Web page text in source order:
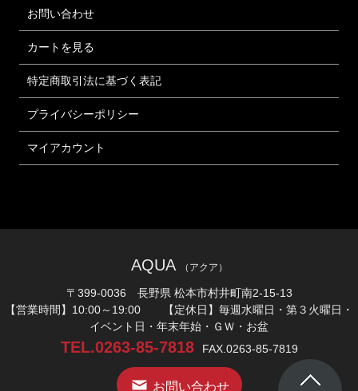
お問い合わせ
カートを見る
特定商取引法に基づく表記
プライバシーポリシー
マイアカウント
AQUA （アクア）
〒399-0036 長野県 松本市村井町南2-15-13
【営業時間】10:00～19:00 【定休日】毎週水曜日・第３火曜日・
イベント日・年末年始・ＧＷ・お盆
TEL.0263-85-7818 FAX.0263-85-7819
お問い合わせ